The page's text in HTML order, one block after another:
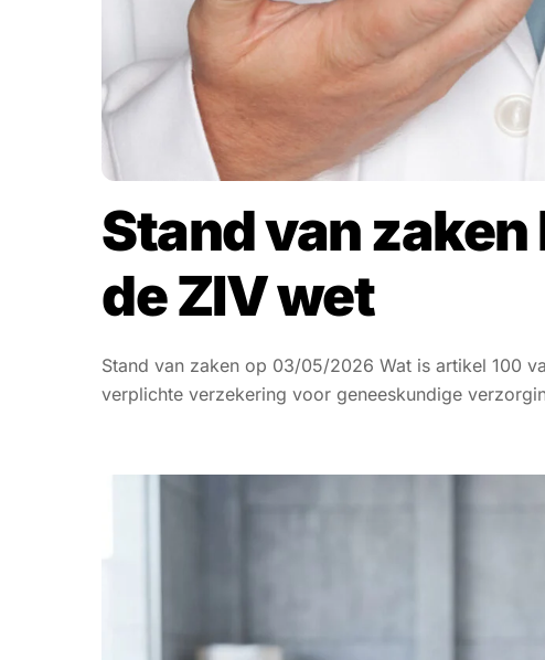
Stand van
de ZIV wet
Stand van zaken op 03/05/2026 Wat is artikel 100
verplichte verzekering voor geneeskundige